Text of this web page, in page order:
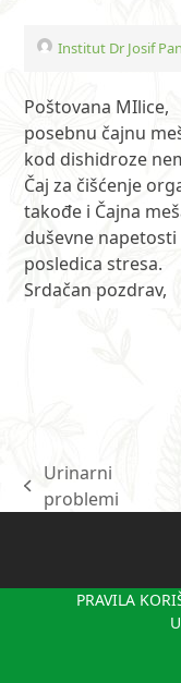
Institut Dr Josif
Poštovana MIlice,
posebnu čajnu
kod dishidroze
Čaj za čišćenje
takođe i Čajna
duševne
posledica stresa.
Srdačan pozdrav,
previous
Urinarni
problemi
PRAVILA